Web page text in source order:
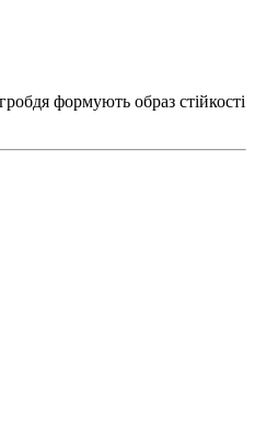
формують образ стійкості